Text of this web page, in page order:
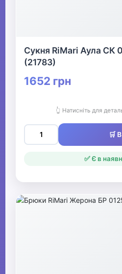
Сукня RiMari Аула СК
(21783)
1652 грн
👆 Натисніть для
🛒
✅ Є в